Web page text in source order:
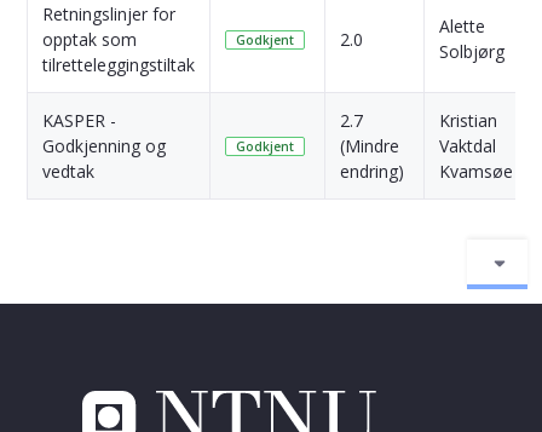
Retningslinjer for
opptak som
tilretteleggingstiltak
Godkjent 2.0
Alette
Solbjørg
KASPER -
Godkjenning og
vedtak
Godkjent
2.7
(Mindre
endring)
Kristian
Vaktdal
Kvamsøe